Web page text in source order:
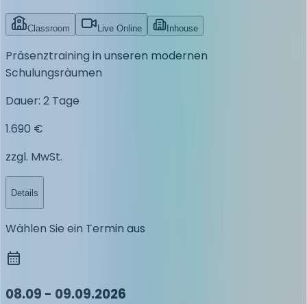
Classroom Live Online Inhouse
Präsenztraining in unseren modernen
Schulungsräumen
Dauer: 2 Tage
1.690 €
zzgl. MwSt.
Details
Wählen Sie ein Termin aus
08.09 - 09.09.2026